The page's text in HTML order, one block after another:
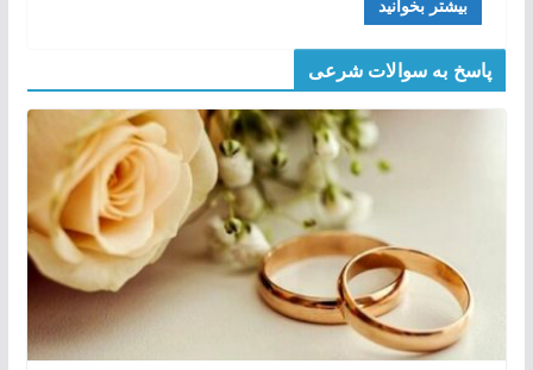
بیشتر بخوانید
پاسخ به سوالات شرعی